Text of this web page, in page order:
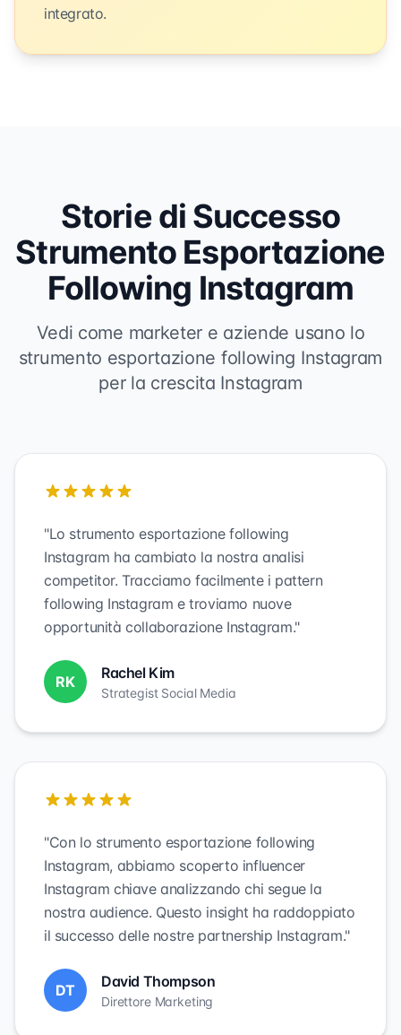
integrato.
Storie di Successo
Strumento Esportazione
Following Instagram
Vedi come marketer e aziende usano lo
strumento esportazione following Instagram
per la crescita Instagram
"Lo strumento esportazione following
Instagram ha cambiato la nostra analisi
competitor. Tracciamo facilmente i pattern
following Instagram e troviamo nuove
opportunità collaborazione Instagram."
RK Rachel Kim
Strategist Social Media
"Con lo strumento esportazione following
Instagram, abbiamo scoperto influencer
Instagram chiave analizzando chi segue la
nostra audience. Questo insight ha raddoppiato
il successo delle nostre partnership Instagram."
DT David Thompson
Direttore Marketing